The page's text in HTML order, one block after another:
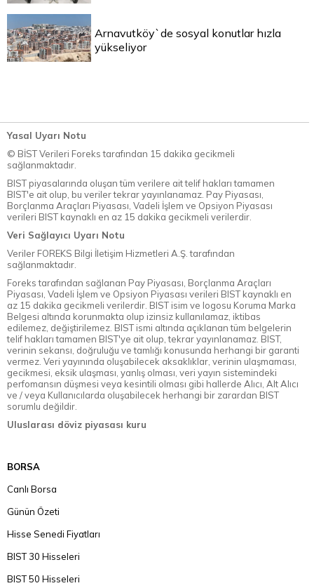
Arnavutköy`de sosyal konutlar hızla
yükseliyor
Yasal Uyarı Notu
© BİST Verileri Foreks tarafından 15 dakika gecikmeli
sağlanmaktadır.
BIST piyasalarında oluşan tüm verilere ait telif hakları tamamen
BIST'e ait olup, bu veriler tekrar yayınlanamaz. Pay Piyasası,
Borçlanma Araçları Piyasası, Vadeli İşlem ve Opsiyon Piyasası
verileri BIST kaynaklı en az 15 dakika gecikmeli verilerdir.
Veri Sağlayıcı Uyarı Notu
Veriler FOREKS Bilgi İletişim Hizmetleri A.Ş. tarafından
sağlanmaktadır.
Foreks tarafından sağlanan Pay Piyasası, Borçlanma Araçları
Piyasası, Vadeli İşlem ve Opsiyon Piyasası verileri BIST kaynaklı en
az 15 dakika gecikmeli verilerdir. BIST isim ve logosu Koruma Marka
Belgesi altında korunmakta olup izinsiz kullanılamaz, iktibas
edilemez, değiştirilemez. BIST ismi altında açıklanan tüm belgelerin
telif hakları tamamen BIST'ye ait olup, tekrar yayınlanamaz. BIST,
verinin sekansı, doğruluğu ve tamlığı konusunda herhangi bir garanti
vermez. Veri yayınında oluşabilecek aksaklıklar, verinin ulaşmaması,
gecikmesi, eksik ulaşması, yanlış olması, veri yayın sistemindeki
perfomansın düşmesi veya kesintili olması gibi hallerde Alıcı, Alt Alıcı
ve / veya Kullanıcılarda oluşabilecek herhangi bir zarardan BIST
sorumlu değildir.
Uluslarası döviz piyasası kuru
BORSA
Canlı Borsa
Günün Özeti
Hisse Senedi Fiyatları
BIST 30 Hisseleri
BIST 50 Hisseleri